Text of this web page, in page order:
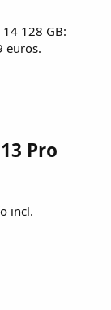
128 GB:
euros.
Pro
incl.